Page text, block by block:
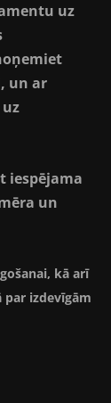
uz
un ar
iespējama
un
kā arī
izdevīgām